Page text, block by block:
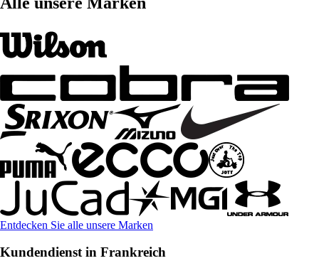
Entdecken Sie alle unsere Marken
Kundendienst in Frankreich